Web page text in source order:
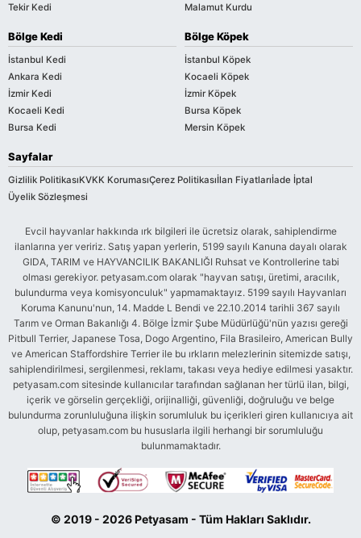
Tekir Kedi
Malamut Kurdu
Bölge Kedi
İstanbul Kedi
Ankara Kedi
İzmir Kedi
Kocaeli Kedi
Bursa Kedi
Bölge Köpek
İstanbul Köpek
Kocaeli Köpek
İzmir Köpek
Bursa Köpek
Mersin Köpek
Sayfalar
Gizlilik PolitikasıKVKK KorumasıÇerez Politikasıİlan Fiyatlarıİade İptal
Üyelik Sözleşmesi
Evcil hayvanlar hakkında ırk bilgileri ile ücretsiz olarak, sahiplendirme
ilanlarına yer veririz. Satış yapan yerlerin, 5199 sayılı Kanuna dayalı olarak
GIDA, TARIM ve HAYVANCILIK BAKANLIĞI Ruhsat ve Kontrollerine tabi
olması gerekiyor. petyasam.com olarak "hayvan satışı, üretimi, aracılık,
bulundurma veya komisyonculuk" yapmamaktayız. 5199 sayılı Hayvanları
Koruma Kanunu'nun, 14. Madde L Bendi ve 22.10.2014 tarihli 367 sayılı
Tarım ve Orman Bakanlığı 4. Bölge İzmir Şube Müdürlüğü'nün yazısı gereği
Pitbull Terrier, Japanese Tosa, Dogo Argentino, Fila Brasileiro, American Bully
ve American Staffordshire Terrier ile bu ırkların melezlerinin sitemizde satışı,
sahiplendirilmesi, sergilenmesi, reklamı, takası veya hediye edilmesi yasaktır.
petyasam.com sitesinde kullanıcılar tarafından sağlanan her türlü ilan, bilgi,
içerik ve görselin gerçekliği, orijinalliği, güvenliği, doğruluğu ve belge
bulundurma zorunluluğuna ilişkin sorumluluk bu içerikleri giren kullanıcıya ait
olup, petyasam.com bu hususlarla ilgili herhangi bir sorumluluğu
bulunmamaktadır.
© 2019 - 2026 Petyasam - Tüm Hakları Saklıdır.